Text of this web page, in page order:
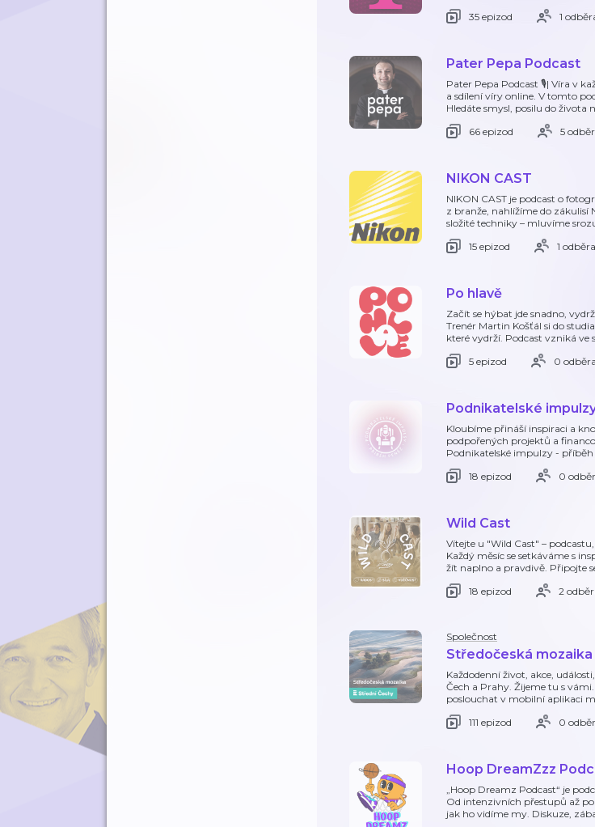
35 epizod
1
Pater Pepa Podcast
Pater Pepa Podcast 🎙️| Víra v
a sdílení víry online. V tomto
Hledáte smysl, posilu do života
66 epizod
5
NIKON CAST
NIKON CAST je podcast o
z branže, nahlížíme do
složité techniky – mluvíme
15 epizod
1
Po hlavě
Začít se hýbat jde snadno,
Trenér Martin Košťál si do
které vydrží. Podcast vzniká
5 epizod
0
Podnikatelské
Kloubíme přináší inspiraci a
podpořených projektů a
Podnikatelské impulzy - příběh
18 epizod
0
Wild Cast
Vítejte u "Wild Cast" –
Každý měsíc se setkáváme s
žít naplno a pravdivě. Připojte
18 epizod
2
Společnost
Středočeská mozaika
Každodenní život, akce,
Čech a Prahy. Žijeme tu s
poslouchat v mobilní aplikaci
111 epizod
0
Hoop DreamZzz
„Hoop Dreamz Podcast“ je
Od intenzivních přestupů až
jak ho vidíme my. Diskuze,